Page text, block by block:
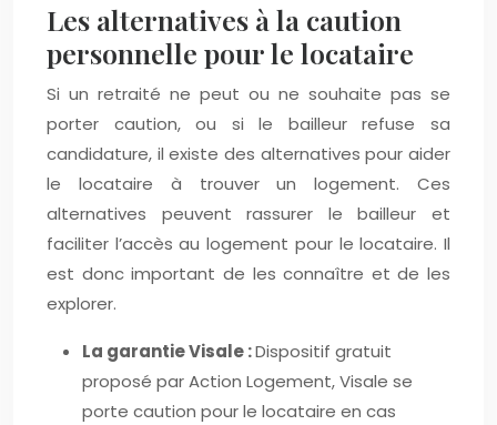
Les alternatives à la caution
personnelle pour le locataire
Si un retraité ne peut ou ne souhaite pas se
porter caution, ou si le bailleur refuse sa
candidature, il existe des alternatives pour aider
le locataire à trouver un logement. Ces
alternatives peuvent rassurer le bailleur et
faciliter l’accès au logement pour le locataire. Il
est donc important de les connaître et de les
explorer.
La garantie Visale :Dispositif gratuit
proposé par Action Logement, Visale se
porte caution pour le locataire en cas